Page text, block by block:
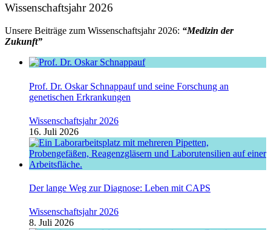
Wissenschaftsjahr 2026
Unsere Beiträge zum Wissenschaftsjahr 2026: “Medizin der
Zukunft”
Prof. Dr. Oskar Schnappauf und seine Forschung an
genetischen Erkrankungen
Wissenschaftsjahr 2026
16. Juli 2026
Der lange Weg zur Diagnose: Leben mit CAPS
Wissenschaftsjahr 2026
8. Juli 2026